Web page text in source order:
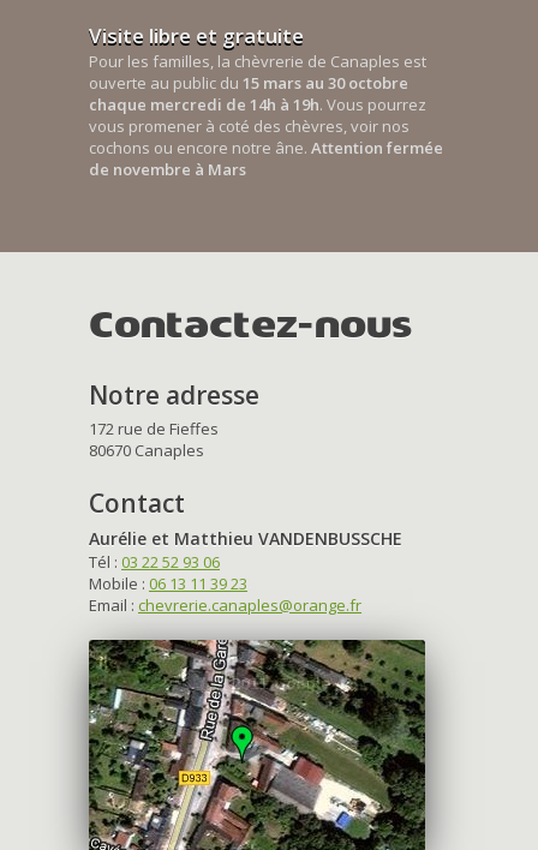
Visite libre et gratuite
Pour les familles, la chèvrerie de Canaples est
ouverte au public du 15 mars au 30 octobre
chaque mercredi de 14h à 19h. Vous pourrez
vous promener à coté des chèvres, voir nos
cochons ou encore notre âne. Attention fermée
de novembre à Mars
Contactez-nous
Notre adresse
172 rue de Fieffes
80670 Canaples
Contact
Aurélie et Matthieu VANDENBUSSCHE
Tél : 03 22 52 93 06
Mobile : 06 13 11 39 23
Email : chevrerie.canaples@orange.fr